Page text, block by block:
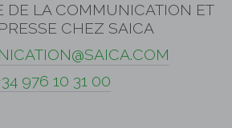
DE LA COMMUNICATION ET
CHEZ SAICA
976 10 31 00